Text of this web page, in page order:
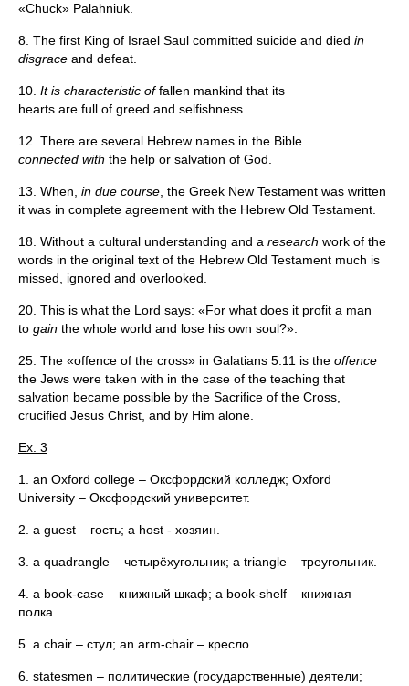
«Chuck» Palahniuk.
8. The first King of Israel Saul committed suicide and died in
disgrace and defeat.
10. It is characteristic offallen mankind that its
hearts are full of greed and selfishness.
12. There are several Hebrew names in the Bible
connected with the help or salvation of God.
13. When, in due course , the Greek New Testament was written
it was in complete agreement with the Hebrew Old Testament.
18. Without a cultural understanding and a research work of the
words in the original text of the Hebrew Old Testament much is
missed, ignored and overlooked.
20. This is what the Lord says: «For what does it profit a man
to gain the whole world and lose his own soul?».
25. The «offence of the cross» in Galatians 5:11 is the offence
the Jews were taken with in the case of the teaching that
salvation became possible by the Sacrifice of the Cross,
crucified Jesus Christ, and by Him alone.
Ex. 3
1. an Oxford college – Оксфордский колледж; Oxford
University – Оксфордский университет.
2. a guest – гость; a host - хозяин.
3. a quadrangle – четырёхугольник; a triangle – треугольник.
4. a book-case – книжный шкаф; a book-shelf – книжная
полка.
5. a chair – стул; an arm-chair – кресло.
6. statesmen – политические (государственные) деятели;